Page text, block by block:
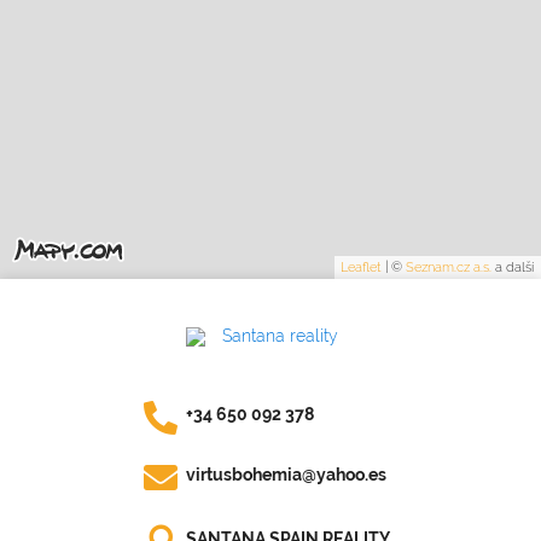
Leaflet ©Seznam.cz a.s. a další
+34 650 092 378
virtusbohemia@yahoo.es